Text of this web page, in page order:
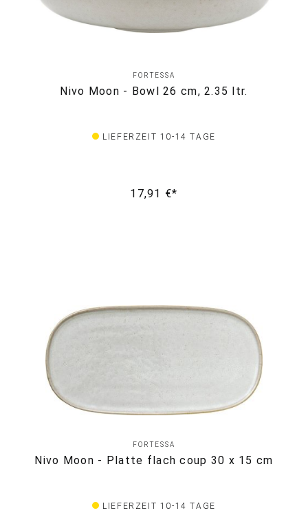
FORTESSA
Nivo Moon - Bowl 26 cm, 2.35 ltr.
LIEFERZEIT 10-14 TAGE
17,91 €*
FORTESSA
Nivo Moon - Platte flach coup 30 x 15 cm
LIEFERZEIT 10-14 TAGE